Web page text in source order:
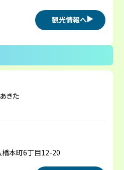
観光情報へ
きた
本町6丁目12-20